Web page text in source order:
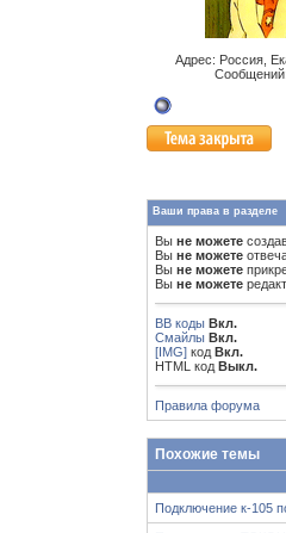
Адрес: Россия,
Ваши права в разделе
Вы не можете
Вы не можете
Вы не можете
Вы не можете
BB коды Вкл.
Смайлы Вкл.
[IMG] код Вкл.
HTML код Выкл.
Правила форума
Похожие темы
Подключение к-105